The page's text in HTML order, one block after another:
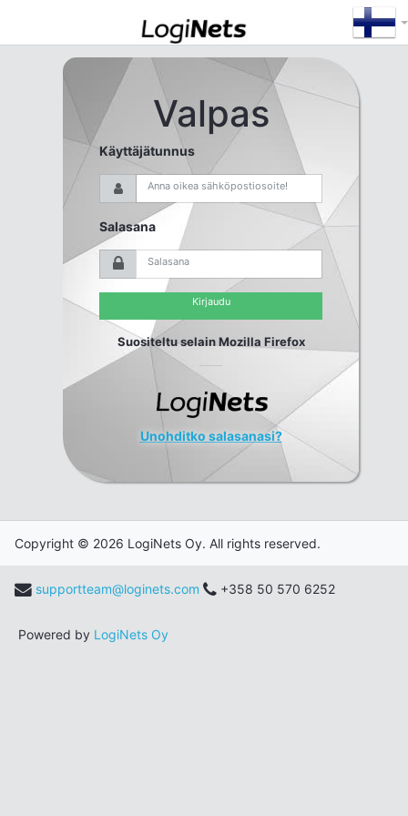
Valpas
Käyttäjätunnus
Salasana
Suositeltu selain Mozilla Firefox
Unohditko salasanasi?
Copyright © 2026 LogiNets Oy. All rights reserved.
supportteam@loginets.com +358 50 570 6252
Powered by LogiNets Oy